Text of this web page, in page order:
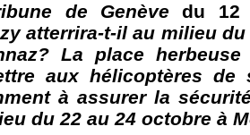
de Genève du 12
atterrira-t-il au milieu
La place
aux hélicoptères de
à assurer la
du 22 au 24 octobre à